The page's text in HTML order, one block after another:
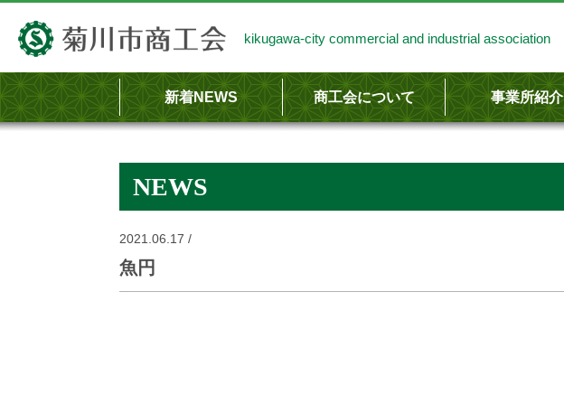
kikugawa-city commercial and industrial association
新着NEWS 商工会について 事業所紹介
NEWS
2021.06.17 /
魚円